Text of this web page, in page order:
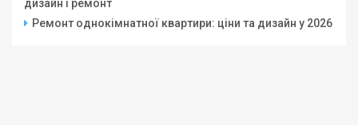
дизайн і ремонт
Ремонт однокімнатної квартири: ціни та дизайн у 2026